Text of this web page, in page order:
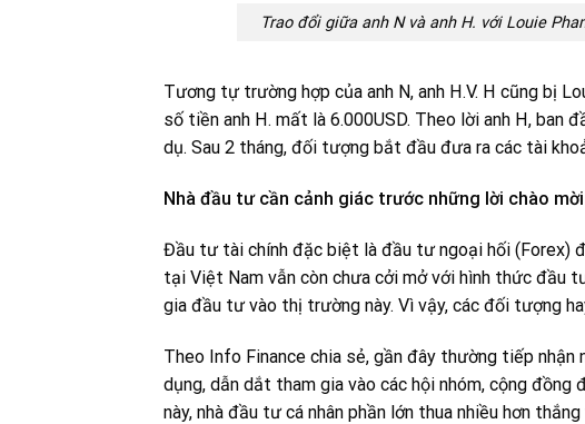
Trao đổi giữa anh N và anh H. với Louie
Tương tự trường hợp của anh N, anh H.V. H cũng bị
số tiền anh H. mất là 6.000USD. Theo lời anh H, ban
dụ. Sau 2 tháng, đối tượng bắt đầu đưa ra các tài
Nhà đầu tư cần cảnh giác trước những lời chào
Đầu tư tài chính đặc biệt là đầu tư ngoại hối (Forex)
tại Việt Nam vẫn còn chưa cởi mở với hình thức đầu
gia đầu tư vào thị trường này. Vì vậy, các đối tượng
Theo Info Finance chia sẻ, gần đây thường tiếp
dụng, dẫn dắt tham gia vào các hội nhóm, cộng
này, nhà đầu tư cá nhân phần lớn thua nhiều hơn